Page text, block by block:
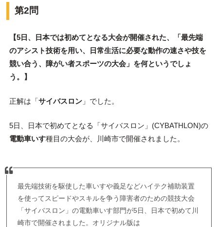
第2問
【5日、日本では初めてとなる大会が開催された、「最先端
のアシスト技術を用い、日常生活に必要な動作の速さや技を
競い合う、障がい者スポーツの大会」を何というでしょ
う。】
正解は「サイバスロン」でした。
5日、日本で初めてとなる「サイバスロン」(CYBATHLON)の
電動車いす種目の大会が、川崎市で開催されました。
最先端技術を駆使した車いすや義足などハイテク補助装置
を使ってスピードやスキルを争う障害者のための競技大会
「サイバスロン」の電動車いす部門が5日、日本で初めて川
崎市で開催されました。オリジナル版は